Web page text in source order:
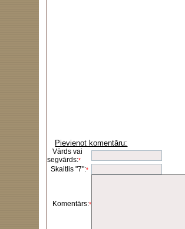
Pievienot komentāru:
Vārds vai
segvārds:*
Skaitlis "7":*
Komentārs:*